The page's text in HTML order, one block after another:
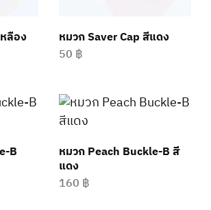
ลือง
หมวก Saver Cap สีแดง
50 ฿
B หมวก Peach Buckle-B สี
แดง
160 ฿